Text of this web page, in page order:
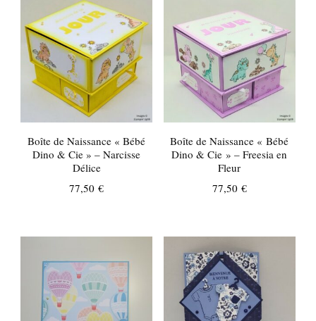
ancien
Boîte de Naissance « Bébé
Dino & Cie » – Narcisse
Délice
77,50€
Boîte de Naissance « Bébé
Dino & Cie » – Freesia en
Fleur
77,50 €